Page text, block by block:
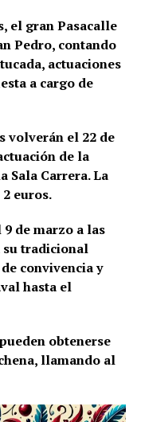
el gran Pasacalle
Pedro, contando
actuaciones
a cargo de
volverán el 22 de
de la
Sala Carrera. La
euros.
de marzo a las
su tradicional
convivencia y
hasta el
obtenerse
llamando al